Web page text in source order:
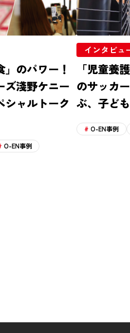
のパワー！
ズ淺野ケニー
シャルトーク
O-EN事例
インタビュ
「児童養
のサッカ
ぶ、子ど
O-EN事例